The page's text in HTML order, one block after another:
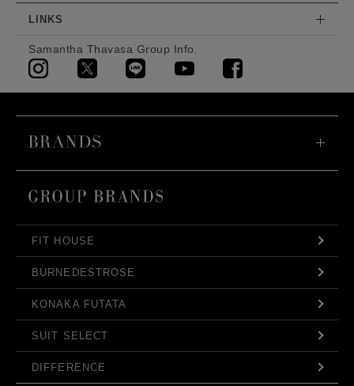
LINKS
Samantha Thavasa Group Info.
FIT HOUSE
BURNEDESTROSE
KONAKA FUTATA
SUIT SELECT
DIFFERENCE